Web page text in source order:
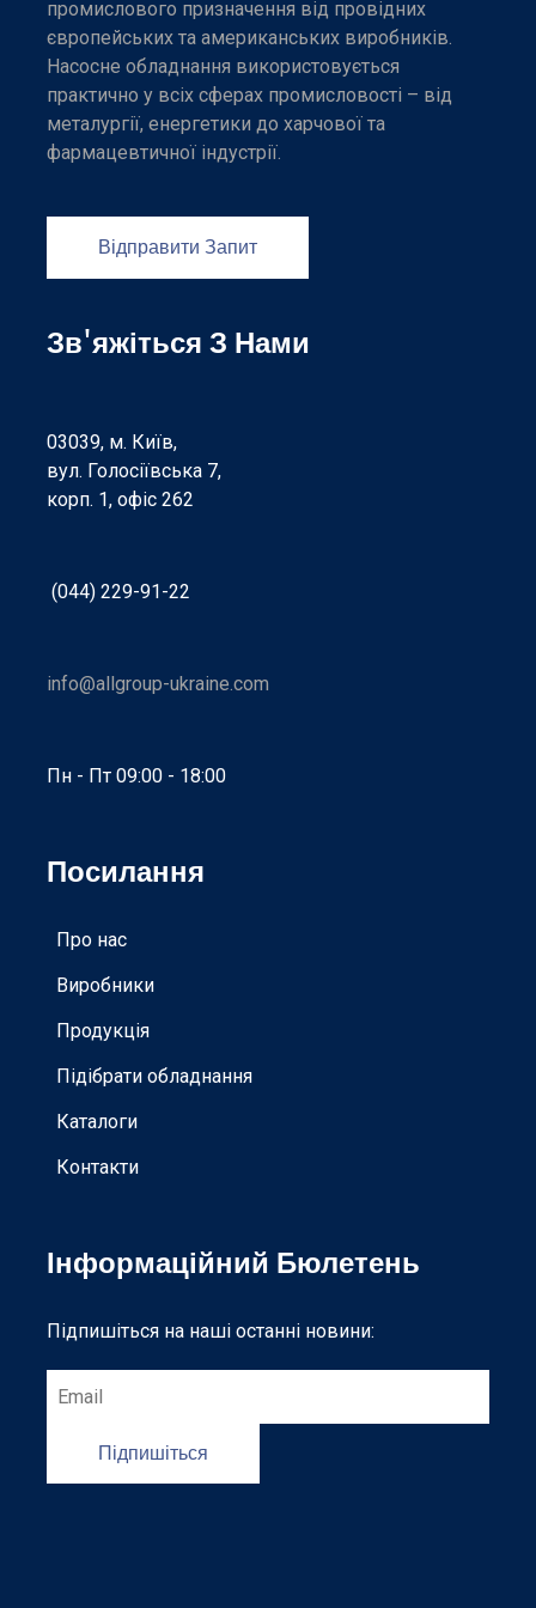
промислового призначення від провідних
європейських та американських виробників.
Насосне обладнання використовується
практично у всіх сферах промисловості – від
металургії, енергетики до харчової та
фармацевтичної індустрії.
Відправити Запит
Зв'яжіться З Нами
03039, м. Київ,
вул. Голосіївська 7,
корп. 1, офіс 262
(044) 229-91-22
info@allgroup-ukraine.com
Пн - Пт 09:00 - 18:00
Посилання
Про нас
Виробники
Продукція
Підібрати обладнання
Каталоги
Контакти
Інформаційний Бюлетень
Підпишіться на наші останні новини:
Підпишіться